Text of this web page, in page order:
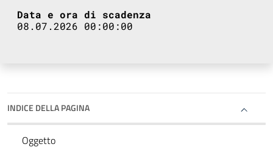
Data e ora di scadenza
08.07.2026 00:00:00
INDICE DELLA PAGINA
Oggetto